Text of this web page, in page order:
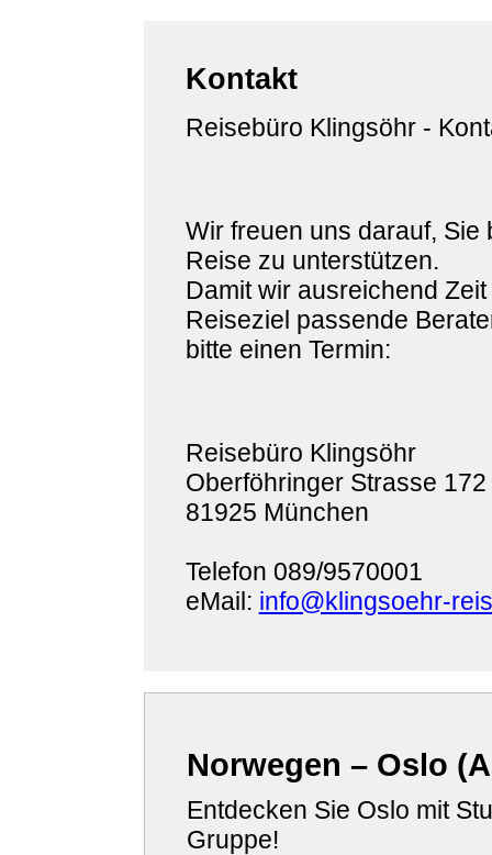
Kontakt
Reisebüro Klingsöhr -
Wir freuen uns darauf,
Reise zu unterstützen.
Damit wir ausreichend
Reiseziel passende
bitte einen Termin:
Reisebüro Klingsöhr
Oberföhringer Strasse 172
81925 München
Telefon 089/9570001
eMail: info@klingsoehr-
Norwegen – Oslo
Entdecken Sie Oslo mit
Gruppe!